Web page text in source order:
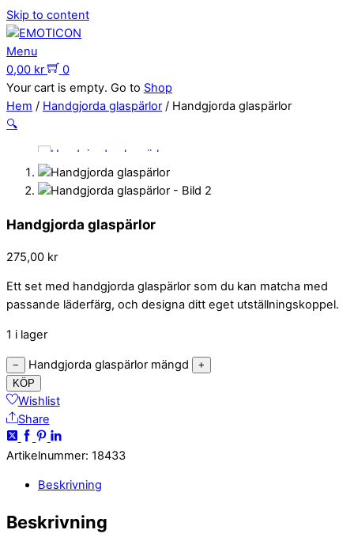
Skip to content
Menu
0,00 kr
0
Your cart is empty. Go to Shop
Hem / Handgjorda glaspärlor / Handgjorda glaspärlor
🔍
Handgjorda glaspärlor
275,00 kr
Ett set med handgjorda glaspärlor som du kan matcha med
passande läderfärg, och designa ditt eget utställningskoppel.
1 i lager
− Handgjorda glaspärlor mängd
+
KÖP
Wishlist
Share
Artikelnummer: 18433
Beskrivning
Beskrivning